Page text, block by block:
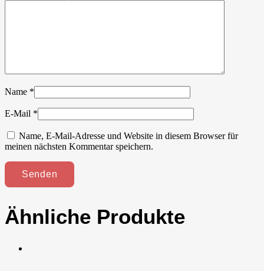
Name *
E-Mail *
Name, E-Mail-Adresse und Website in diesem Browser für
meinen nächsten Kommentar speichern.
Ähnliche Produkte